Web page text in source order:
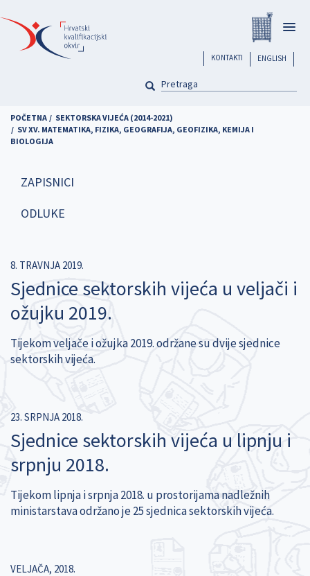
na
glavni
sadržaj
ENGLISH
header
KONTAKTI
PRETRAGA
POČETNA
SEKTORSKA VIJEĆA (2014-2021)
SV XV. MATEMATIKA, FIZIKA, GEOGRAFIJA, GEOFIZIKA, KEMIJA I
BIOLOGIJA
ZAPISNICI
ODLUKE
8. TRAVNJA 2019.
Sjednice sektorskih vijeća u veljači i
ožujku 2019.
Tijekom veljače i ožujka 2019. održane su dvije sjednice
sektorskih vijeća.
23. SRPNJA 2018.
Sjednice sektorskih vijeća u lipnju i
srpnju 2018.
Tijekom lipnja i srpnja 2018. u prostorijama nadležnih
ministarstava održano je 25 sjednica sektorskih vijeća.
VELJAČA, 2018.